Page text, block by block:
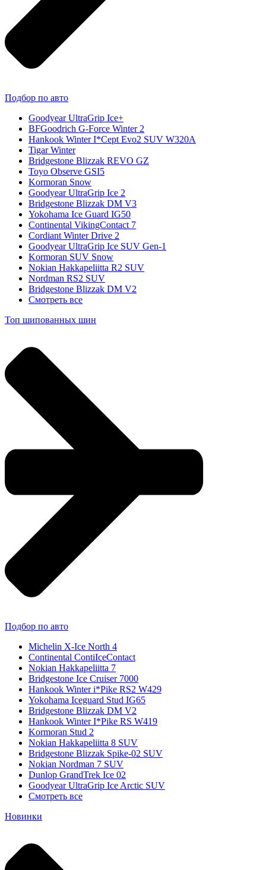
Подбор по авто
Goodyear UltraGrip Ice+
BFGoodrich G-Force Winter 2
Hankook Winter I*Cept Evo2 SUV W320A
Tigar Winter
Bridgestone Blizzak REVO GZ
Toyo Observe GSI5
Kormoran Snow
Goodyear UltraGrip Ice 2
Bridgestone Blizzak DM V3
Yokohama Ice Guard IG50
Continental VikingContact 7
Cordiant Winter Drive 2
Goodyear UltraGrip Ice SUV Gen-1
Kormoran SUV Snow
Nokian Hakkapeliitta R2 SUV
Nordman RS2 SUV
Bridgestone Blizzak DM V2
Смотреть все
Топ шипованных шин
Подбор по авто
Michelin X-Ice North 4
Continental ContiIceContact
Nokian Hakkapeliitta 7
Bridgestone Ice Cruiser 7000
Hankook Winter i*Pike RS2 W429
Yokohama Iceguard Stud IG65
Bridgestone Blizzak DM V2
Hankook Winter I*Pike RS W419
Kormoran Stud 2
Nokian Hakkapeliitta 8 SUV
Bridgestone Blizzak Spike-02 SUV
Nokian Nordman 7 SUV
Dunlop GrandTrek Ice 02
Goodyear UltraGrip Ice Arctic SUV
Смотреть все
Новинки